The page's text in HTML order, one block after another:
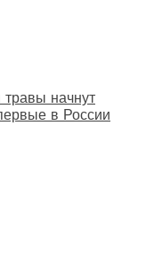
начнут
в России